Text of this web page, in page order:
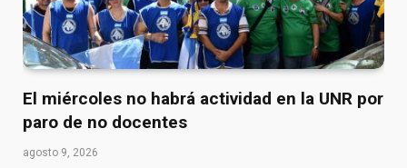
El miércoles no habrá actividad en la UNR por
paro de no docentes
agosto 9, 2026